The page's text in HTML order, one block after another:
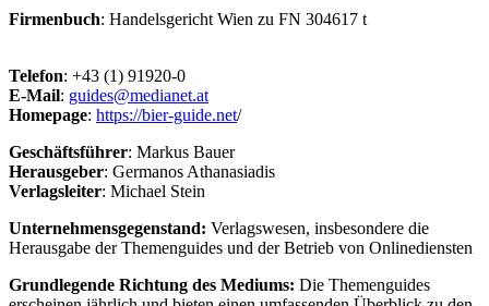
Firmenbuch: Handelsgericht Wien zu FN 304617 t
Telefon: +43 (1) 91920-0
E-Mail: guides@medianet.at
Homepage: https://bier-guide.net/
Geschäftsführer: Markus Bauer
Herausgeber: Germanos Athanasiadis
Verlagsleiter: Michael Stein
Unternehmensgegenstand: Verlagswesen, insbesondere die
Herausgabe der Themenguides und der Betrieb von Onlinediensten
Grundlegende Richtung des Mediums: Die Themenguides